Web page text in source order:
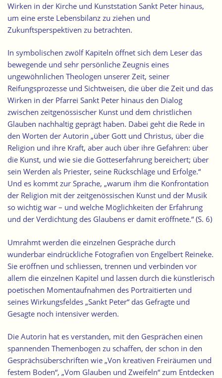
Wirken in der Kirche und Kunststation Sankt Peter hinaus,
um eine erste Lebensbilanz zu ziehen und
Zukunftsperspektiven zu betrachten.
In symbolischen zwölf Kapiteln öffnet sich dem Leser das
bewegende und sehr persönliche Zeugnis eines
ungewöhnlichen Theologen unserer Zeit, seiner
Reifungsprozesse und Sichtweisen, die über die Zeit und das
Wirken in der Pfarrei Sankt Peter hinaus den Dialog
zwischen zeitgenössischer Kunst und dem christlichen
Glauben nachhaltig geprägt haben. Dabei geht die Rede in
den Worten der Autorin „über Gott und Christus, über die
Religion und ihre Kraft, aber auch über ihre Gefahren: über
die Kunst, und wie sie die Gotteserfahrung bereichert; über
sein Werden als Priester, seine Rückschläge und Erfolge.“
Und es kommt zur Sprache, „warum ihm die Konfrontation
der Religion mit der zeitgenössischen Kunst und der Musik
so wichtig war – und welche Möglichkeiten der Erfahrung
und der Verdichtung des Glaubens er damit eröffnete.“ (S. 6)
Umrahmt werden die einzelnen Gespräche durch
wunderbar eindrückliche Fotografien von Engelbert Reineke.
Sie eröffnen und schliessen, trennen und verbinden vor
allem die einzelnen Kapitel und lassen durch die künstlerisch
poetischen Momentaufnahmen des Portraitierten und
seines Wirkungsfeldes „Sankt Peter“ das Gefragte und
Gesagte noch intensiver werden.
Die Autorin hat es verstanden, mit den Gesprächen einen
spannenden Themenbogen zu schaffen, der schon in den
Gesprächsüberschriften wie „Von kreativen Freiräumen und
festem Boden“, „Vom Glauben und Zweifeln“ zum Entdecken